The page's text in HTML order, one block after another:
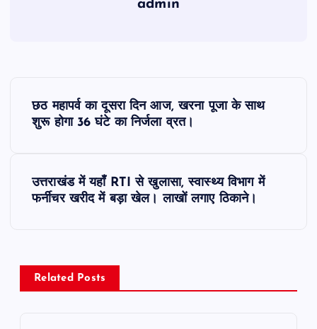
admin
a
छठ महापर्व का दूसरा दिन आज, खरना पूजा के साथ
शुरू होगा 36 घंटे का निर्जला व्रत।
उत्तराखंड में यहाँ RTI से खुलासा, स्वास्थ्य विभाग में
फर्नीचर खरीद में बड़ा खेल। लाखों लगाए ठिकाने।
Related Posts